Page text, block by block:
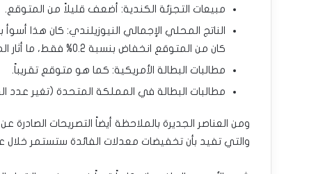
مبيعات التجزئة الكندية: أضعف قليلاً من المتوقع.
كان من المتوقع انخفاض بنسبة 0.2% فقط، ما أثار المخاوف من دخول نيوزيلندا في حالة ركود.
مطالبات البطالة الأمريكية: كما هو متوقع تقريباً.
مطالبات البطالة في المملكة المتحدة (تغير عدد
ومن العناصر الجديرة بالملاحظة أيضاً التصريحات
والتي تفيد بأن تخفيضات معدلات الفائدة ستستمر خلال عام